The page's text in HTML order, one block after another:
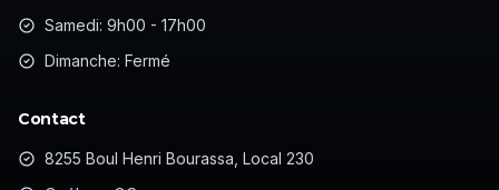
Samedi: 9h00 - 17h00
Dimanche: Fermé
Contact
8255 Boul Henri Bourassa, Local 230